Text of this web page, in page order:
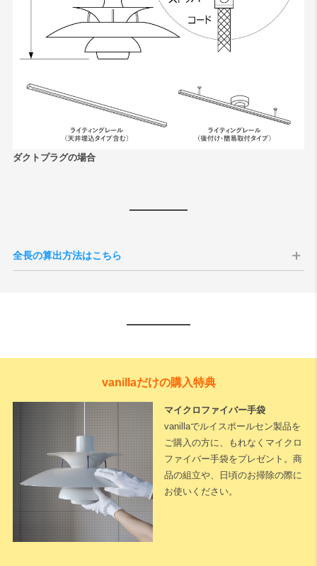
ダクトプラグの場合
全長の算出方法はこちら
下記に測定した長さなどを入力いただくと全長が算出されます。
vanillaだけの購入特典
マイクロファイバー手袋
vanillaでルイスポールセン製品を
ご購入の方に、もれなくマイクロ
ファイバー手袋をプレゼント。商
品の組立や、日頃のお掃除の際に
お使いください。